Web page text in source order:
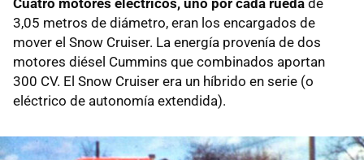
3,05 metros de diámetro, eran los encargados de
mover el Snow Cruiser. La energía provenía de dos
motores diésel Cummins que combinados aportan
300 CV. El Snow Cruiser era un híbrido en serie (o
eléctrico de autonomía extendida).